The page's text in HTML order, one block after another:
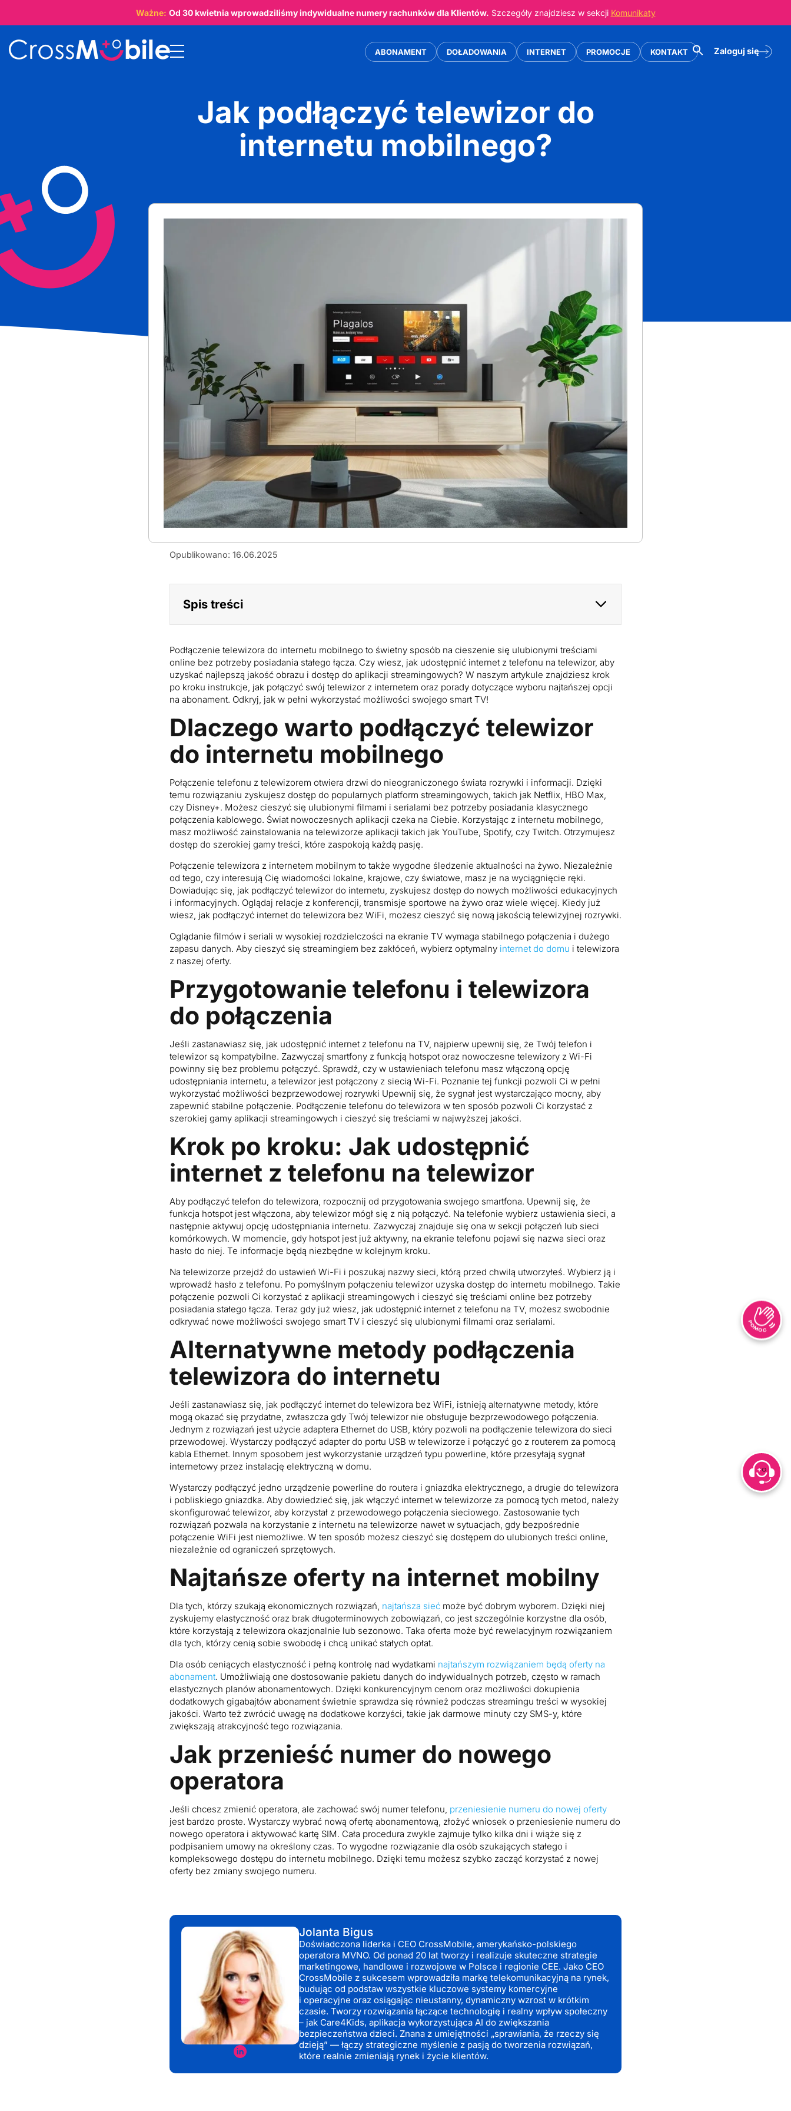
Ważne: Od 30 kwietniawprowadziliśmy indywidualne numery rachunków dla Klientów. Szczegóły znajdziesz w sekcji Komunikaty
ABONAMENT DOŁADOWANIA INTERNET PROMOCJE KONTAKT Zaloguj się
Jak podłączyć telewizor do
internetu mobilnego?
telewizora
internetem
Opublikowano: 16.06.2025
Spis treści
Podłączenie telewizora do internetu mobilnego to świetny sposób na cieszenie się ulubionymi treściami
online bez potrzeby posiadania stałego łącza. Czy wiesz, jak udostępnić internet z telefonu na telewizor, aby
uzyskać najlepszą jakość obrazu i dostęp do aplikacji streamingowych? W naszym artykule znajdziesz krok
po kroku instrukcje, jak połączyć swój telewizor z internetem oraz porady dotyczące wyboru najtańszej opcji
na abonament. Odkryj, jak w pełni wykorzystać możliwości swojego smart TV!
Dlaczego warto podłączyć telewizor
do internetu mobilnego
Połączenie telefonu z telewizorem otwiera drzwi do nieograniczonego świata rozrywki i informacji. Dzięki
temu rozwiązaniu zyskujesz dostęp do popularnych platform streamingowych, takich jak Netflix, HBO Max,
czy Disney+. Możesz cieszyć się ulubionymi filmami i serialami bez potrzeby posiadania klasycznego
połączenia kablowego. Świat nowoczesnych aplikacji czeka na Ciebie. Korzystając z internetu mobilnego,
masz możliwość zainstalowania na telewizorze aplikacji takich jak YouTube, Spotify, czy Twitch. Otrzymujesz
dostęp do szerokiej gamy treści, które zaspokoją każdą pasję.
Połączenie telewizora z internetem mobilnym to także wygodne śledzenie aktualności na żywo. Niezależnie
od tego, czy interesują Cię wiadomości lokalne, krajowe, czy światowe, masz je na wyciągnięcie ręki.
Dowiadując się, jak podłączyć telewizor do internetu, zyskujesz dostęp do nowych możliwości edukacyjnych
i informacyjnych. Oglądaj relacje z konferencji, transmisje sportowe na żywo oraz wiele więcej. Kiedy już
wiesz, jak podłączyć internet do telewizora bez WiFi, możesz cieszyć się nową jakością telewizyjnej rozrywki.
Oglądanie filmów i seriali w wysokiej rozdzielczości na ekranie TV wymaga stabilnego połączenia i dużego
zapasu danych. Aby cieszyć się streamingiem bez zakłóceń, wybierz optymalny internet do domu i telewizora
z naszej oferty.
Przygotowanie telefonu i telewizora
do połączenia
Jeśli zastanawiasz się, jak udostępnić internet z telefonu na TV, najpierw upewnij się, że Twój telefon i
telewizor są kompatybilne. Zazwyczaj smartfony z funkcją hotspot oraz nowoczesne telewizory z Wi-Fi
powinny się bez problemu połączyć. Sprawdź, czy w ustawieniach telefonu masz włączoną opcję
udostępniania internetu, a telewizor jest połączony z siecią Wi-Fi. Poznanie tej funkcji pozwoli Ci w pełni
wykorzystać możliwości bezprzewodowej rozrywki Upewnij się, że sygnał jest wystarczająco mocny, aby
zapewnić stabilne połączenie. Podłączenie telefonu do telewizora w ten sposób pozwoli Ci korzystać z
szerokiej gamy aplikacji streamingowych i cieszyć się treściami w najwyższej jakości.
Krok po kroku: Jak udostępnić
internet z telefonu na telewizor
Aby podłączyć telefon do telewizora, rozpocznij od przygotowania swojego smartfona. Upewnij się, że
funkcja hotspot jest włączona, aby telewizor mógł się z nią połączyć. Na telefonie wybierz ustawienia sieci, a
następnie aktywuj opcję udostępniania internetu. Zazwyczaj znajduje się ona w sekcji połączeń lub sieci
komórkowych. W momencie, gdy hotspot jest już aktywny, na ekranie telefonu pojawi się nazwa sieci oraz
hasło do niej. Te informacje będą niezbędne w kolejnym kroku.
Na telewizorze przejdź do ustawień Wi-Fi i poszukaj nazwy sieci, którą przed chwilą utworzyłeś. Wybierz ją i
wprowadź hasło z telefonu. Po pomyślnym połączeniu telewizor uzyska dostęp do internetu mobilnego. Takie
połączenie pozwoli Ci korzystać z aplikacji streamingowych i cieszyć się treściami online bez potrzeby
posiadania stałego łącza. Teraz gdy już wiesz, jak udostępnić internet z telefonu na TV, możesz swobodnie
odkrywać nowe możliwości swojego smart TV i cieszyć się ulubionymi filmami oraz serialami.
Alternatywne metody podłączenia
telewizora do internetu
Jeśli zastanawiasz się, jak podłączyć internet do telewizora bez WiFi, istnieją alternatywne metody, które
mogą okazać się przydatne, zwłaszcza gdy Twój telewizor nie obsługuje bezprzewodowego połączenia.
Jednym z rozwiązań jest użycie adaptera Ethernet do USB, który pozwoli na podłączenie telewizora do sieci
przewodowej. Wystarczy podłączyć adapter do portu USB w telewizorze i połączyć go z routerem za pomocą
kabla Ethernet. Innym sposobem jest wykorzystanie urządzeń typu powerline, które przesyłają sygnał
internetowy przez instalację elektryczną w domu.
Wystarczy podłączyć jedno urządzenie powerline do routera i gniazdka elektrycznego, a drugie do telewizora
i pobliskiego gniazdka. Aby dowiedzieć się, jak włączyć internet w telewizorze za pomocą tych metod, należy
skonfigurować telewizor, aby korzystał z przewodowego połączenia sieciowego. Zastosowanie tych
rozwiązań pozwala na korzystanie z internetu na telewizorze nawet w sytuacjach, gdy bezpośrednie
połączenie WiFi jest niemożliwe. W ten sposób możesz cieszyć się dostępem do ulubionych treści online,
niezależnie od ograniczeń sprzętowych.
Najtańsze oferty na internet mobilny
Dla tych, którzy szukają ekonomicznych rozwiązań, najtańsza sieć może być dobrym wyborem. Dzięki niej
zyskujemy elastyczność oraz brak długoterminowych zobowiązań, co jest szczególnie korzystne dla osób,
które korzystają z telewizora okazjonalnie lub sezonowo. Taka oferta może być rewelacyjnym rozwiązaniem
dla tych, którzy cenią sobie swobodę i chcą unikać stałych opłat.
Dla osób ceniących elastyczność i pełną kontrolę nad wydatkami najtańszym rozwiązaniem będą oferty na
abonament. Umożliwiają one dostosowanie pakietu danych do indywidualnych potrzeb, często w ramach
elastycznych planów abonamentowych. Dzięki konkurencyjnym cenom oraz możliwości dokupienia
dodatkowych gigabajtów abonament świetnie sprawdza się również podczas streamingu treści w wysokiej
jakości. Warto też zwrócić uwagę na dodatkowe korzyści, takie jak darmowe minuty czy SMS-y, które
zwiększają atrakcyjność tego rozwiązania.
Jak przenieść numer do nowego
operatora
Jeśli chcesz zmienić operatora, ale zachować swój numer telefonu, przeniesienie numeru do nowej oferty
jest bardzo proste. Wystarczy wybrać nową ofertę abonamentową, złożyć wniosek o przeniesienie numeru do
nowego operatora i aktywować kartę SIM. Cała procedura zwykle zajmuje tylko kilka dni i wiąże się z
podpisaniem umowy na określony czas. To wygodne rozwiązanie dla osób szukających stałego i
kompleksowego dostępu do internetu mobilnego. Dzięki temu możesz szybko zacząć korzystać z nowej
oferty bez zmiany swojego numeru.
Jolanta
Bigus
Jolanta Bigus
Doświadczona liderka i CEO CrossMobile, amerykańsko-polskiego
operatora MVNO. Od ponad 20 lat tworzy i realizuje skuteczne strategie
marketingowe, handlowe i rozwojowe w Polsce i regionie CEE. Jako CEO
CrossMobile z sukcesem wprowadziła markę telekomunikacyjną na rynek,
budując od podstaw wszystkie kluczowe systemy komercyjne
i operacyjne oraz osiągając nieustanny, dynamiczny wzrost w krótkim
czasie. Tworzy rozwiązania łączące technologię i realny wpływ społeczny
– jak Care4Kids, aplikacja wykorzystująca AI do zwiększania
bezpieczeństwa dzieci. Znana z umiejętności „sprawiania, że rzeczy się
dzieją” — łączy strategiczne myślenie z pasją do tworzenia rozwiązań,
które realnie zmieniają rynek i życie klientów.